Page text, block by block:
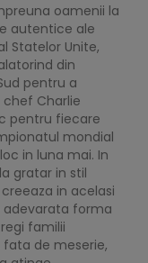
oamenii la
autentice ale
Statelor Unite,
din
pentru a
Charlie
pentru fiecare
mondial
in luna mai. In
gratar in stil
in acelasi
forma
familii
fata de meserie,